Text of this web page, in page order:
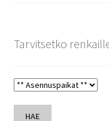
Tarvitsetko
HAE